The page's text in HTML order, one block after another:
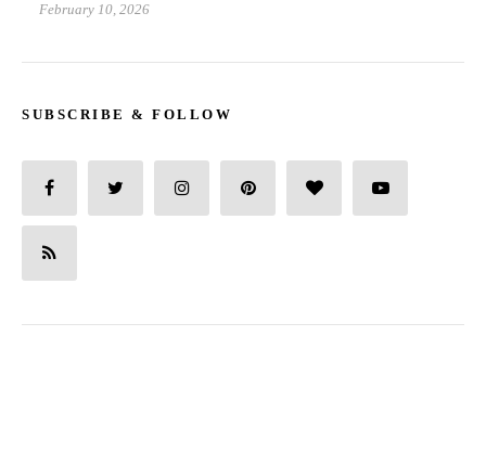
February 10, 2026
SUBSCRIBE & FOLLOW